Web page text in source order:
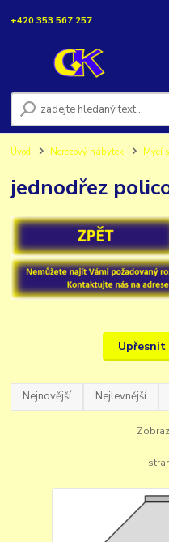
+420 353 567 257
Úvod Nerezový nábytek Mycí
jednodřez
Nejnovější Nejlevnější